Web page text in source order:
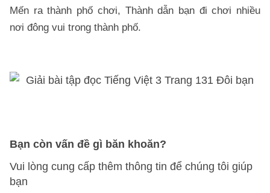
Mến ra thành phố chơi, Thành dẫn bạn đi chơi nhiều
nơi đông vui trong thành phố.
Bạn còn vấn đề gì băn khoăn?
Vui lòng cung cấp thêm thông tin để chúng tôi giúp
bạn